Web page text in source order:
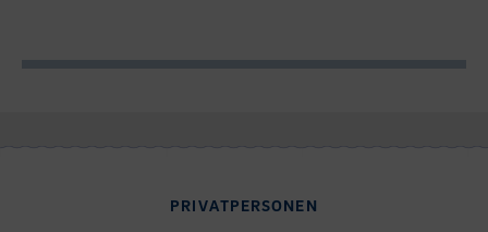
PRIVATPERSONEN